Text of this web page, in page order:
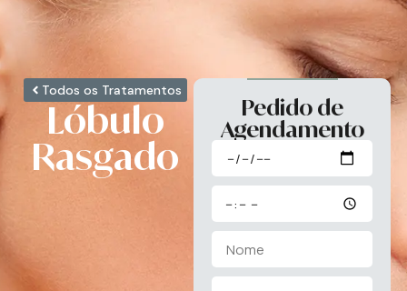
Todos os Tratamentos
Lóbulo
Rasgado
Pedido de
Agendamento